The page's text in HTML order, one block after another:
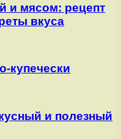
и мясом: рецепт
вкуса
купечески
и полезный